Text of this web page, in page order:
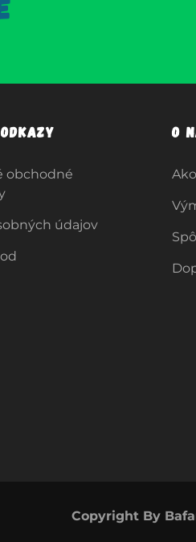
obchodné
údajov
O
Copyright By